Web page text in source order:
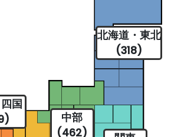
北海道・東北
(318)
中部
(462)
国